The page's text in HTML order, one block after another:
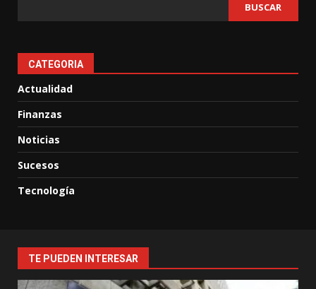
BUSCAR
CATEGORIA
Actualidad
Finanzas
Noticias
Sucesos
Tecnología
TE PUEDEN INTERESAR